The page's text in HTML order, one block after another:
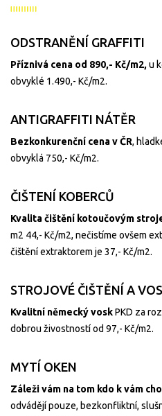
ODSTRANĚNÍ GRAFFITI
Příznivá cena od 890,- Kč/m2,u
obvyklé 1.490,- Kč/m2.
ANTIGRAFFITI NÁTĚR
Bezkonkurenční cena v ČR,
obvyklá 750,- Kč/m2.
ČIŠTENÍ KOBERCŮ
Kvalita čištění kotoučovým
m2 44,- Kč/m2, nečistíme ovšem
čištění extraktorem je 37,- Kč/m2.
STROJOVÉ ČIŠTĚNÍ A
Kvalitní německý voskPKD za
dobrou živostností od 97,- Kč/m2.
MYTÍ OKEN
Záleži vám na tom kdo k vám
odvádějí pouze, bezkonfliktní,